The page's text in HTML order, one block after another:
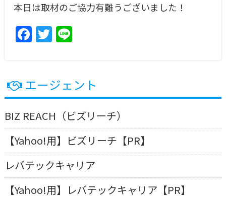
本日は取材のご協力有難うございました！
F
a
e
b
o
o
k
T
w
er
Li
エージェント
BIZ REACH（ビズリーチ）
【Yahoo!用】ビズリーチ【PR】
レバテックキャリア
【Yahoo!用】レバテックキャリア【PR】